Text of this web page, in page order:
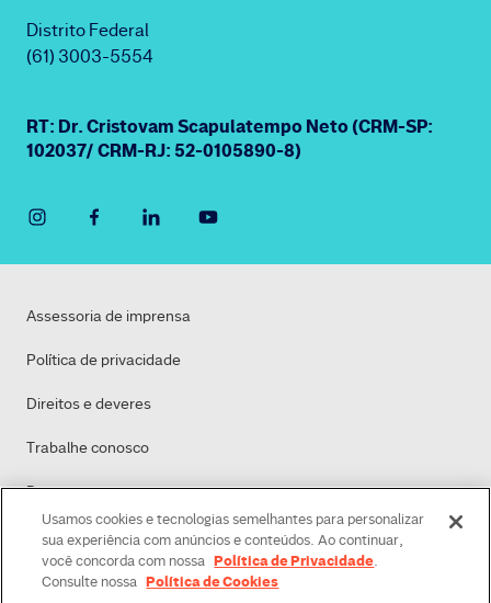
Distrito Federal
(61) 3003-5554
RT: Dr. Cristovam Scapulatempo Neto (CRM-SP:
102037/ CRM-RJ: 52-0105890-8)
Assessoria de imprensa
Política de privacidade
Direitos e deveres
Trabalhe conosco
Dasa
Política de Cookies
Usamos cookies e tecnologias semelhantes para personalizar
sua experiência com anúncios e conteúdos. Ao continuar,
você concorda com nossa Política de Privacidade.
Consulte nossa Política de Cookies